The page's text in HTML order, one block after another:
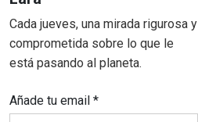
Cada jueves, una mirada rigurosa y
comprometida sobre lo que le
está pasando al planeta.
Añade tu email*